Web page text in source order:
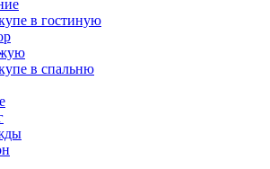
в гостиную
в спальню